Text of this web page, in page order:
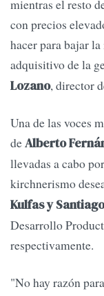
mientras el resto
con precios
hacer para bajar
adquisitivo de la
Lozano, director
Una de las voces
deAlberto
llevadas a cabo
kirchnerismo
Kulfas y
Desarrollo
respectivamente.
"No hay razón